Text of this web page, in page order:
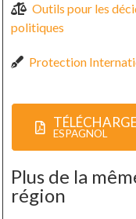
Outils pour les
politiques
Protection
ESPAGNOL
Plus de la
région